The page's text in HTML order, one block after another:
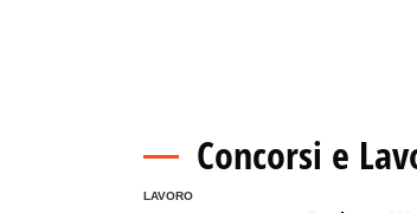
Concorsi e
LAVORO